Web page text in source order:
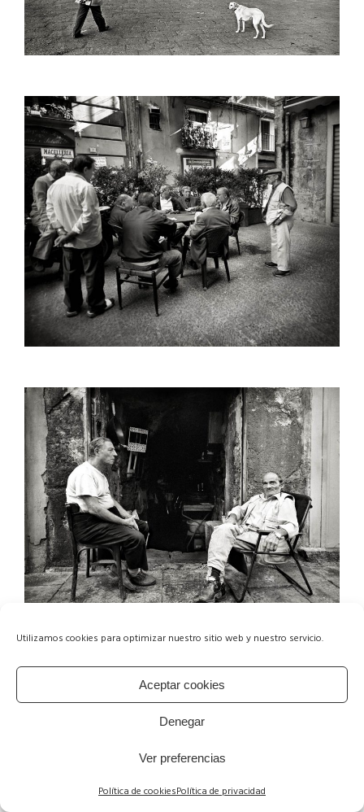
Utilizamos cookies para optimizar nuestro sitio web y nuestro servicio.
Aceptar cookies
Denegar
Ver preferencias
Política de cookiesPolítica de privacidad